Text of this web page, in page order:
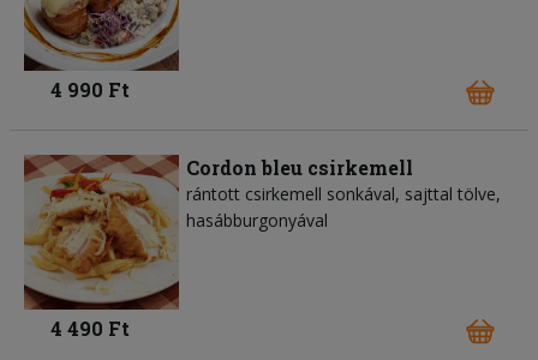
4 990 Ft
Cordon bleu csirkemell
rántott csirkemell sonkával, sajttal tölve,
hasábburgonyával
4 490 Ft